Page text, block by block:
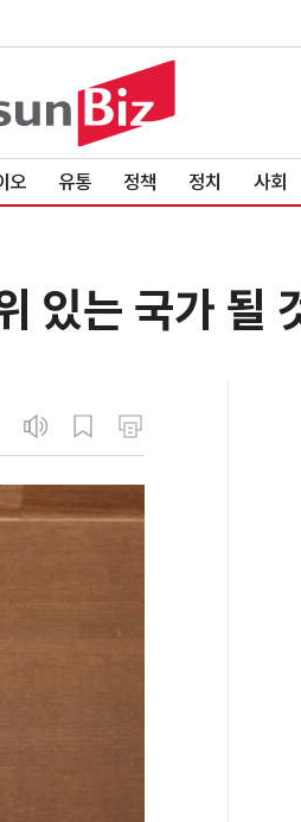
오 유통 정책 정치 사회
있는 국가 될